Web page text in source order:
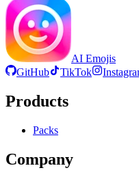
AI Emojis
GitHub
TikTok
Products
Packs
Company